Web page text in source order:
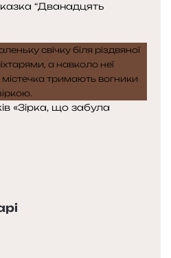
“Дванадцять
«Зірка, що забула